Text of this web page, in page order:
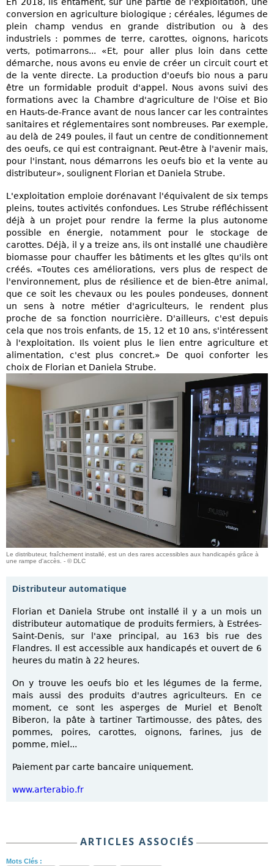
conversion en agriculture biologique ; céréales, légumes de
plein champ vendus en grande distribution ou à des
industriels : pommes de terre, carottes, oignons, haricots
verts, potimarrons... «Et, pour aller plus loin dans cette
démarche, nous avons eu envie de créer un circuit court et
de la vente directe. La production d'oeufs bio nous a paru
être un formidable produit d'appel. Nous avons suivi des
formations avec la Chambre d'agriculture de l'Oise et Bio
en Hauts-de-France avant de nous lancer car les contraintes
sanitaires et réglementaires sont nombreuses. Par exemple,
au delà de 249 poules, il faut un centre de conditionnement
des oeufs, ce qui est contraignant. Peut-être à l'avenir mais,
pour l'instant, nous démarrons les oeufs bio et la vente au
distributeur», soulignent Florian et Daniela Strube.
L'exploitation emploie dorénavant l'équivalent de six temps
pleins, toutes activités confondues. Les Strube réfléchissent
déjà à un projet pour rendre la ferme la plus autonome
possible en énergie, notamment pour le stockage de
carottes. Déjà, il y a treize ans, ils ont installé une chaudière
biomasse pour chauffer les bâtiments et les gîtes qu'ils ont
créés. «Toutes ces améliorations, vers plus de respect de
l'environnement, plus de résilience et de bien-être animal,
que ce soit les chevaux ou les poules pondeuses, donnent
un sens à notre métier d'agriculteurs, le rendent plus
proche de sa fonction nourricière. D'ailleurs, c'est depuis
cela que nos trois enfants, de 15, 12 et 10 ans, s'intéressent
à l'exploitation. Ils voient plus le lien entre agriculture et
alimentation, c'est plus concret.» De quoi conforter les
choix de Florian et Daniela Strube.
Le distributeur, fraîchement installé, est un des rares accessibles aux handicapés grâce à
une rampe d'accès. - © DLC
Distributeur automatique
Florian et Daniela Strube ont installé il y a un mois un
distributeur automatique de produits fermiers, à Estrées-
Saint-Denis, sur l'axe principal, au 163 bis rue des
Flandres. Il est accessible aux handicapés et ouvert de 6
heures du matin à 22 heures.
On y trouve les oeufs bio et les légumes de la ferme,
mais aussi des produits d'autres agriculteurs. En ce
moment, ce sont les asperges de Muriel et Benoît
Biberon, la pâte à tartiner Tartimousse, des pâtes, des
pommes, poires, carottes, oignons, farines, jus de
pomme, miel...
Paiement par carte bancaire uniquement.
www.arterabio.fr
ARTICLES ASSOCIÉS
Mots Clés :